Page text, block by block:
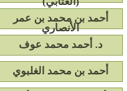
أحمد بن محمد بن عمر
الأنصاري
د. أحمد محمد عوف
أحمد بن محمد الغلبوي